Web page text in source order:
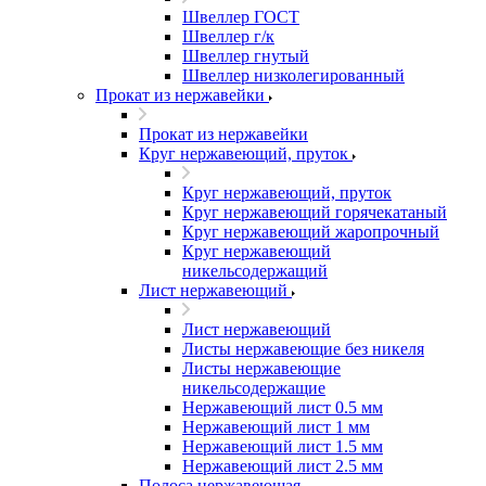
Швеллер ГОСТ
Швеллер г/к
Швеллер гнутый
Швеллер низколегированный
Прокат из нержавейки
Прокат из нержавейки
Круг нержавеющий, пруток
Круг нержавеющий, пруток
Круг нержавеющий горячекатаный
Круг нержавеющий жаропрочный
Круг нержавеющий
никельсодержащий
Лист нержавеющий
Лист нержавеющий
Листы нержавеющие без никеля
Листы нержавеющие
никельсодержащие
Нержавеющий лист 0.5 мм
Нержавеющий лист 1 мм
Нержавеющий лист 1.5 мм
Нержавеющий лист 2.5 мм